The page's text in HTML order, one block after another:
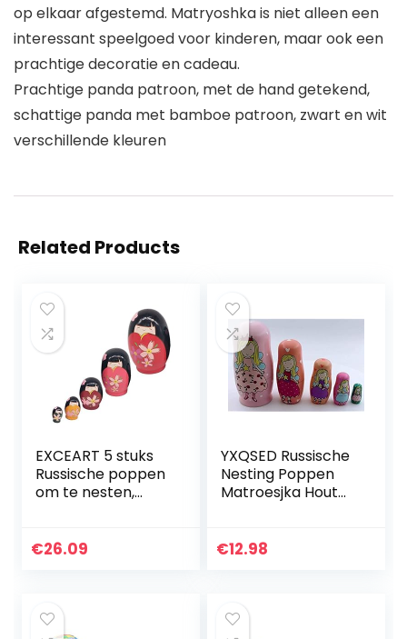
op elkaar afgestemd. Matryoshka is niet alleen een
interessant speelgoed voor kinderen, maar ook een
prachtige decoratie en cadeau.
Prachtige panda patroon, met de hand getekend,
schattige panda met bamboe patroon, zwart en wit
verschillende kleuren
Related Products
EXCEART 5 stuks
Russische poppen
om te nesten,
houten pop,
€26.09
YXQSED Russische
Nesting Poppen
Matroesjka Hout
Handgemaakte
€12.98